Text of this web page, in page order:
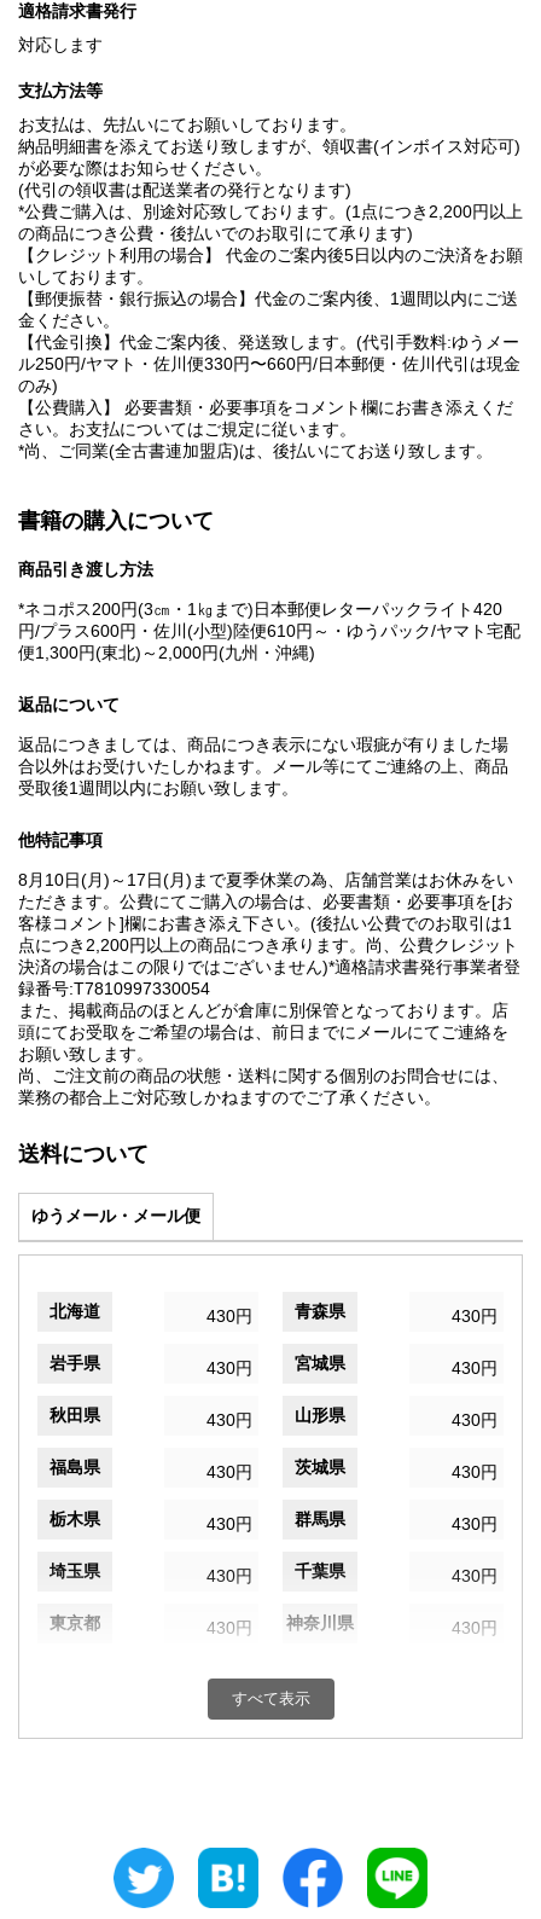
適格請求書発行
対応します
支払方法等
お支払は、先払いにてお願いしております。
納品明細書を添えてお送り致しますが、領収書(インボイス対応可)
が必要な際はお知らせください。
(代引の領収書は配送業者の発行となります)
*公費ご購入は、別途対応致しております。(1点につき2,200円以上
の商品につき公費・後払いでのお取引にて承ります)
【クレジット利用の場合】 代金のご案内後5日以内のご決済をお願
いしております。
【郵便振替・銀行振込の場合】代金のご案内後、1週間以内にご送
金ください。
【代金引換】代金ご案内後、発送致します。(代引手数料:ゆうメー
ル250円/ヤマト・佐川便330円〜660円/日本郵便・佐川代引は現金
のみ)
【公費購入】 必要書類・必要事項をコメント欄にお書き添えくだ
さい。お支払についてはご規定に従います。
*尚、ご同業(全古書連加盟店)は、後払いにてお送り致します。
書籍の購入について
商品引き渡し方法
*ネコポス200円(3㎝・1㎏まで)日本郵便レターパックライト420
円/プラス600円・佐川(小型)陸便610円～・ゆうパック/ヤマト宅配
便1,300円(東北)～2,000円(九州・沖縄)
返品について
返品につきましては、商品につき表示にない瑕疵が有りました場
合以外はお受けいたしかねます。メール等にてご連絡の上、商品
受取後1週間以内にお願い致します。
他特記事項
8月10日(月)～17日(月)まで夏季休業の為、店舗営業はお休みをい
ただきます。公費にてご購入の場合は、必要書類・必要事項を[お
客様コメント]欄にお書き添え下さい。(後払い公費でのお取引は1
点につき2,200円以上の商品につき承ります。尚、公費クレジット
決済の場合はこの限りではございません)*適格請求書発行事業者登
録番号:T7810997330054
また、掲載商品のほとんどが倉庫に別保管となっております。店
頭にてお受取をご希望の場合は、前日までにメールにてご連絡を
お願い致します。
尚、ご注文前の商品の状態・送料に関する個別のお問合せには、
業務の都合上ご対応致しかねますのでご了承ください。
送料について
ゆうメール・メール便
北海道 430円 青森県 430円
岩手県 430円 宮城県 430円
秋田県 430円 山形県 430円
福島県 430円 茨城県 430円
栃木県 430円 群馬県 430円
埼玉県 430円 千葉県 430円
東京都 430円 神奈川県 430円
430円 富山県
430円 三重県
すべて表示